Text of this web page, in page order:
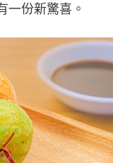
一份新驚喜。